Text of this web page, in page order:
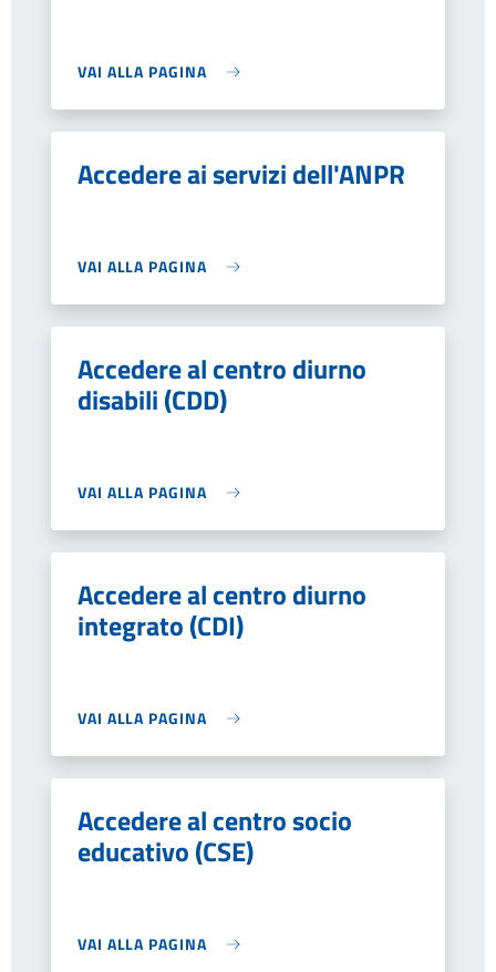
VAI ALLA PAGINA
Accedere ai servizi dell'ANPR
VAI ALLA PAGINA
Accedere al centro diurno
disabili (CDD)
VAI ALLA PAGINA
Accedere al centro diurno
integrato (CDI)
VAI ALLA PAGINA
Accedere al centro socio
educativo (CSE)
VAI ALLA PAGINA